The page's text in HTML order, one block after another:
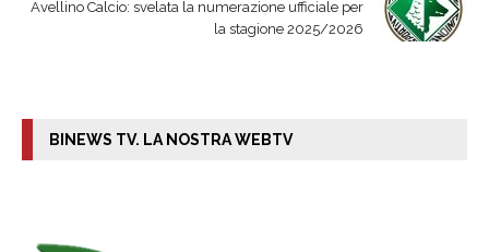
Avellino Calcio: svelata la numerazione ufficiale per
la stagione 2025/2026
BINEWS TV. LA NOSTRA WEBTV